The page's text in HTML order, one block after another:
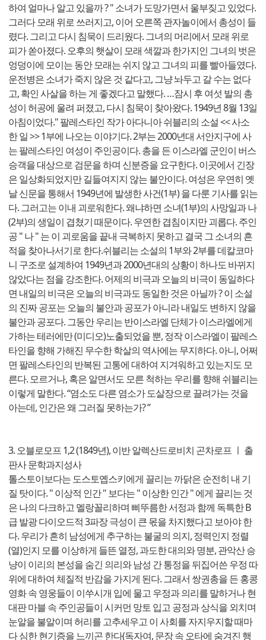
하여 얼마나 알고 있을까 ? " 소녀가 도망가면서 울부짖고 있었다.
그러다 모래 위로 쓰러지고, 이어 오른쪽 관자놀이에서 총성이 들
렸다. 그리고 다시 침묵이 드리웠다. 그녀의 머리에서 모래 위로
피가 쏟아졌다. 오후의 햇살이 모래 색깔과 한가지인 그녀의 벗은
엉덩이에 모이는 동안 모래는 쉬지 않고 그녀의 피를 빨아들였다.
운전병은 소녀가 죽지 않은 것 같다고, 그냥 놔두고 갈 수는 없다
고, 확인 사살을 하는 게 좋겠다고 말했다. …잠시 후 여섯 발의 총
성이 허공에 울려 퍼졌고, 다시 침묵이 찾아왔다. 1949년 8월 13일
아침이었다." 팔레스타인 작가 아다니아 쉬블리의 소설 << 사소
한 일 >> 1부에 나오는 이야기다. 2부는 2000년대 서안지구에 사
는 팔레스타인 여성이 주인공이다. 총을 든 이스라엘 군인이 버스
승객을 대상으로 검문을 하며 신분증을 요구한다. 이곳에서 긴장
은 일상화되었지만 길들여지지 않는 불안이다. 여성은 우연히 옛
날 신문을 통해서 1949년에 발생한 사건(1부) 을 다룬 기사를 읽는
다. 그러고는 이내 괴로워한다. 왜냐하면 소녀(1부)의 사망일과 나
(2부)의 생일이 겹쳤기 때문이다. 우연한 겹침이지만 괴롭다. 주인
공 " 나 " 는 이 괴로움을 끝내 극복하지 못하고 결국 그 소녀의 흔
적을 찾아나서기로 한다.쉬블리는 소설의 1부와 2부를 데칼코마
니 구조로 설계하여 1949년과 2000년대의 상황이 하나도 바뀌지
않았다는 점을 강조한다. 어제의 비극과 오늘의 비극이 동일하다
면 내일의 비극은 오늘의 비극과도 동일한 것은 아닐까 ? 이 소설
의 진짜 공포는 오늘의 불안과 공포가 아니라 내일도 변하지 않을
불안과 공포다. 그동안 우리는 반이스라엘 단체가 이스라엘에게
가하는 테러에만 (미디오)노출되었을 뿐, 정작 이스라엘이 팔레스
타인을 향해 가해진 무수한 학살의 역사에는 무지하다. 아니, 어쩌
면 팔레스타인의 반복된 고통에 대하여 지겨워하고 있는지도 모
른다. 모르거나, 혹은 알면서도 모른 척하는 우리를 향해 쉬블리는
이렇게 말한다. “염소도 다른 염소가 도살장으로 끌려가는 것을
아는데, 인간은 왜 그러질 못하는가? ”
3. 오블로모프 1,2 (1849년), 이반 알렉산드로비치 곤차로프 ㅣ 출
판사 문학과지성사
톨스토이보다는 도스토옙스키에게 끌리는 까닭은 순전히 내 기
질 탓이다. " 이상적 인간 " 보다는 " 이상한 인간 " 에게 끌리는 것
은 나의 다크하고 멜랑꼴리하며 삐뚜름한 서정과 함께 독특한 B
급 발광 다이오드적 3파장 극성이 큰 몫을 차지했다고 보아야 한
다. 우리가 흔히 남성에게 추구하는 불굴의 의지, 정력인지 정렬
(열)인지 모를 이상하게 들뜬 열정, 과도한 대의와 명분, 관악산 승
냥이 이리의 본성을 숨긴 의리와 남성 간 통정을 뒤집어쓴 우정 따
위에 대하여 체질적 반감을 가지게 된다. 그래서 쌍권총을 든 홍콩
영화 속 영웅들이 이쑤시개 입에 물고 우정과 의리를 말하거나 현
대판 마블 속 주인공들이 시커먼 망토 입고 공정과 상식을 외치며
눈알을 불알이며 허리를 고추세우고 이 사회를 자지우지할 때마
다 심한 현기증을 느끼곤 한다(독자여, 문장 속 오타에 숨겨진 행